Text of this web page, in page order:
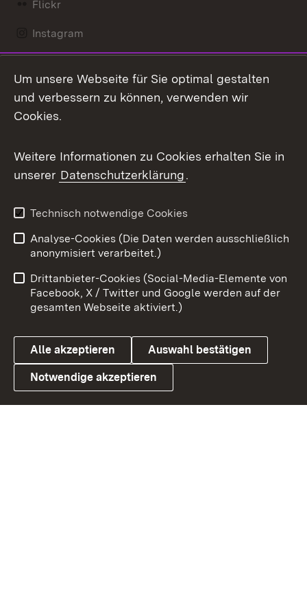
Flickr
Instagram
Mastodon
Messenger
Social Wall
X / Twitter
Youtube
Link zum Landesportal
Benutzungshinweise
Barrierefreiheit
Datenschutz
Cookies
Um unsere Webseite für Sie optimal gestalten
und verbessern zu können, verwenden wir
Cookies.
Weitere Informationen zu Cookies erhalten Sie in
unserer Datenschutzerklärung.
Technisch notwendige Cookies
Analyse-Cookies (Die Daten werden ausschließlich
anonymisiert verarbeitet.)
Drittanbieter-Cookies (Social-Media-Elemente von
Facebook, X / Twitter und Google werden auf der
gesamten Webseite aktiviert.)
Alle akzeptieren Auswahl bestätigen
Notwendige akzeptieren